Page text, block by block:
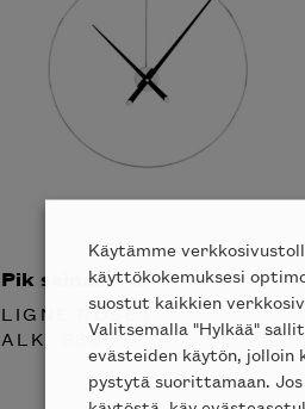
Pik seinäkello
LIGNE ROSET
ALK.
688€
Käytämme
käyttökokemuksesi
suostut kaikkien
Valitsemalla "Hylkää"
evästeiden käytön, jolloin
pystytä suorittamaan.